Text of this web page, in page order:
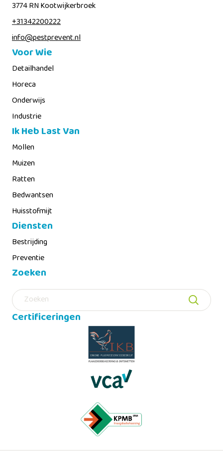
3774 RNKootwijkerbroek
+31342200222
info@pestprevent.nl
Voor Wie
Detailhandel
Horeca
Onderwijs
Industrie
Ik Heb Last Van
Mollen
Muizen
Ratten
Bedwantsen
Huisstofmijt
Diensten
Bestrijding
Preventie
Zoeken
Zoeken
Certificeringen